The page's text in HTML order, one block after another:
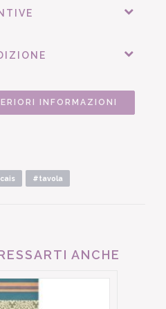
INFORMAZIONI
#tavola
ANCHE